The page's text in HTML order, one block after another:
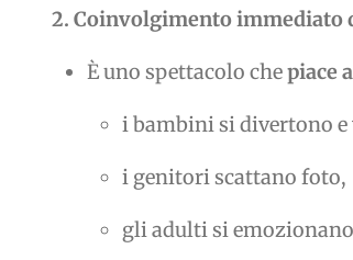
2. Coinvolgimento
È uno spettacolo chepiace
i bambini si divertono
i genitori scattano foto,
gli adulti si